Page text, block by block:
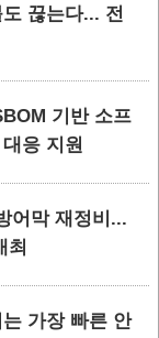
끊는다... 전
기반 소프
응 지원
어막 재정비...
최
가장 빠른 안